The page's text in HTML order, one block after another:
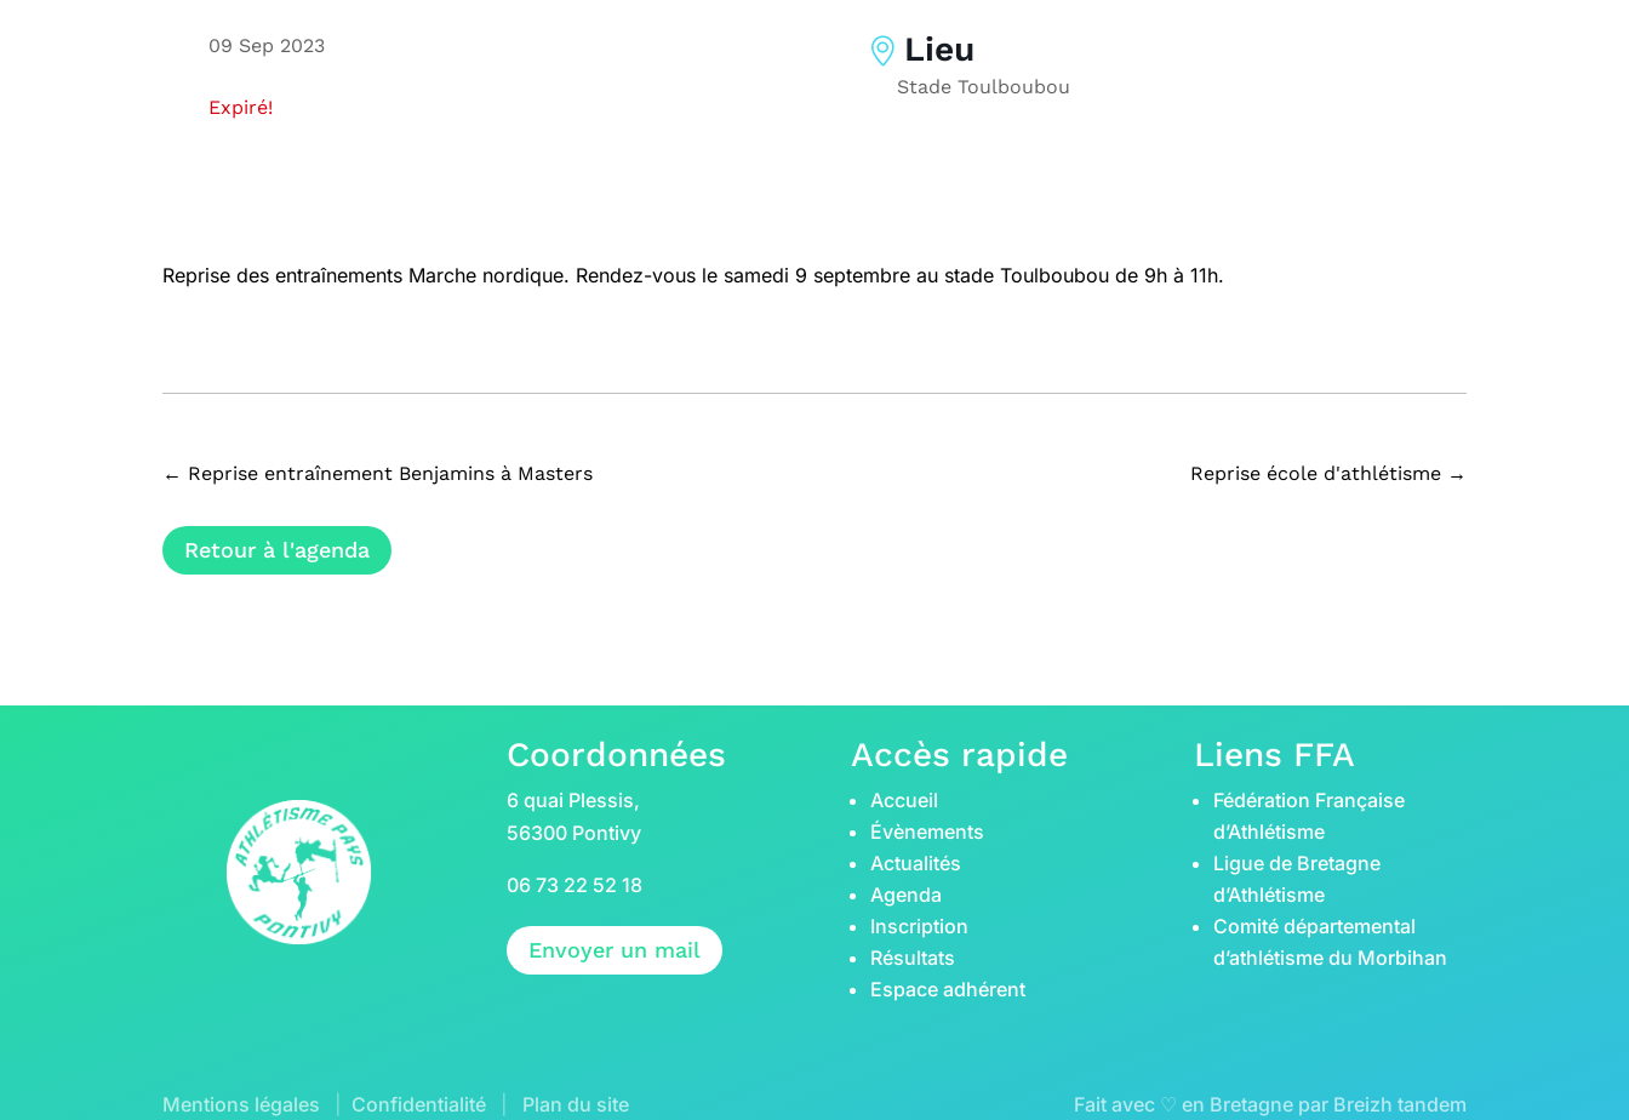
09 Sep 2023
Expiré!
Lieu
Stade Toulboubou
Reprise des entraînements Marche nordique. Rendez-vous le samedi 9 septembre au stade Toulboubou de 9h à 11h.
← Reprise entraînement Benjamins à Masters Reprise école d'athlétisme→
Retour à l'agenda
Coordonnées
6 quai Plessis,
56300 Pontivy
06 73 22 52 18
Envoyer un mail
Accès rapide
Accueil
Évènements
Actualités
Agenda
Inscription
Résultats
Espace adhérent
Liens FFA
Fédération Française
d’Athlétisme
Ligue de Bretagne
d’Athlétisme
Comité départemental
d’athlétisme du Morbihan
Mentions légales Confidentialité Plan du site Fait avec ♡ en Bretagne par Breizh tandem